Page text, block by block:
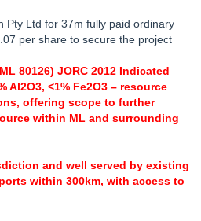
Pty Ltd for 37m fully paid ordinary
per share to secure the project
80126) JORC 2012 Indicated
Al2O3, <1% Fe2O3 – resource
offering scope to further
within ML and surrounding
and well served by existing
within 300km, with access to